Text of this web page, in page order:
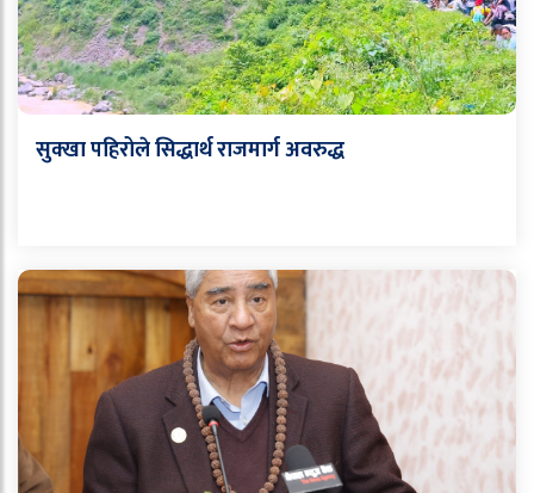
सुक्खा पहिरोले सिद्धार्थ राजमार्ग अवरुद्ध